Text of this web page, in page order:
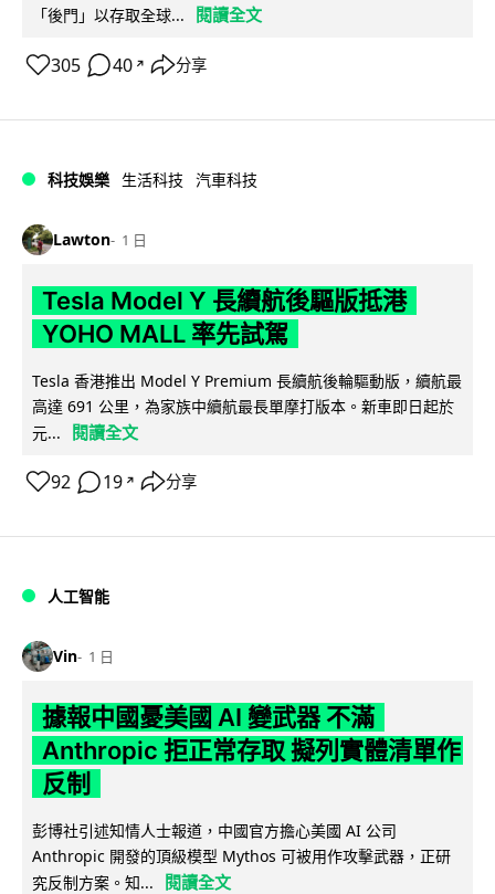
「後門」以存取全球... 閱讀全文
305 40 ↗ 分享
科技娛樂 生活科技 汽車科技
Lawton 1 日
Tesla Model Y 長續航後驅版抵港
YOHO MALL 率先試駕
Tesla 香港推出 Model Y Premium 長續航後輪驅動版，續航最
高達 691 公里，為家族中續航最長單摩打版本。新車即日起於
元...
閱讀全文
92 19 ↗ 分享
人工智能
Vin 1 日
據報中國憂美國 AI 變武器 不滿
Anthropic 拒正常存取 擬列實體清單作
反制
彭博社引述知情人士報道，中國官方擔心美國 AI 公司
Anthropic 開發的頂級模型 Mythos 可被用作攻擊武器，正研
究反制方案。知...
閱讀全文